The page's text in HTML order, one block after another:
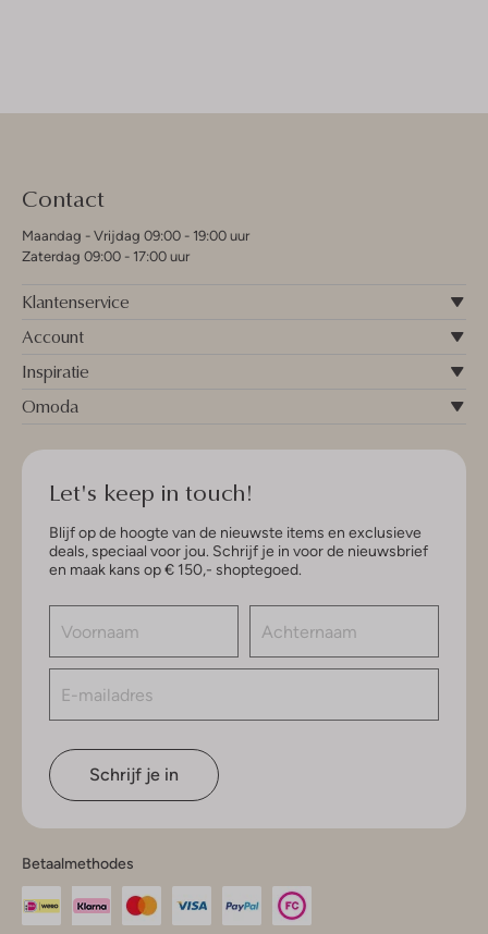
Contact
Maandag - Vrijdag 09:00 - 19:00 uur
Zaterdag 09:00 - 17:00 uur
Klantenservice
Account
Inspiratie
Omoda
Let's keep in touch!
Blijf op de hoogte van de nieuwste items en exclusieve
deals, speciaal voor jou. Schrijf je in voor de nieuwsbrief
en maak kans op € 150,- shoptegoed.
Schrijf je in
Betaalmethodes